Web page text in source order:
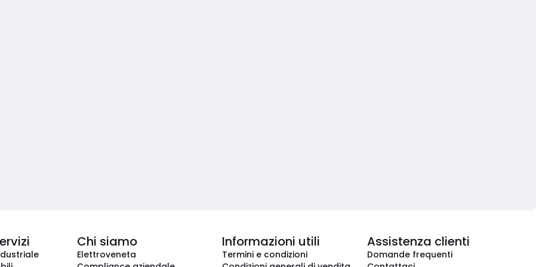
Chi siamo
Elettroveneta
Informazioni utili
Termini e condizioni
Assistenza clienti
Domande frequenti